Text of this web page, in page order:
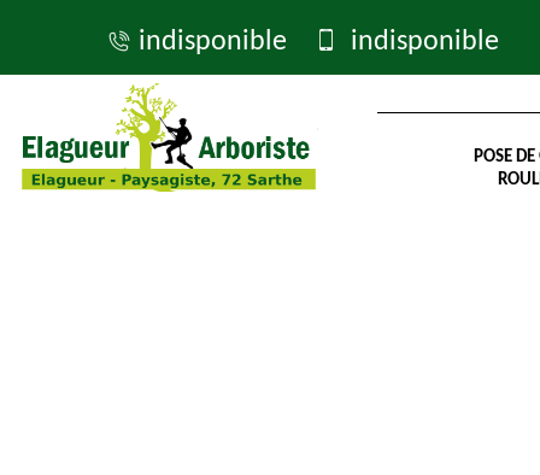
indisponible indisponible
POSE